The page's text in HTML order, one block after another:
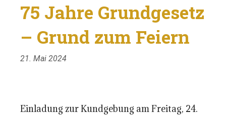
75 Jahre Grundgesetz
– Grund zum Feiern
21. Mai 2024
Einladung zur Kundgebung am Freitag, 24.